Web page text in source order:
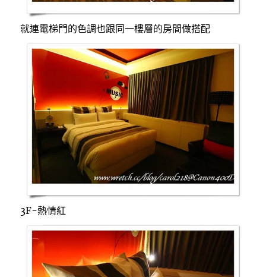
就連電梯門的色調也跟同一樓層的房間做搭配
3F-熱情紅